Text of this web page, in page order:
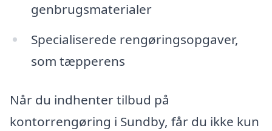
genbrugsmaterialer
Specialiserede rengøringsopgaver,
som tæpperens
Når du indhenter tilbud på
kontorrengøring i Sundby, får du ikke kun